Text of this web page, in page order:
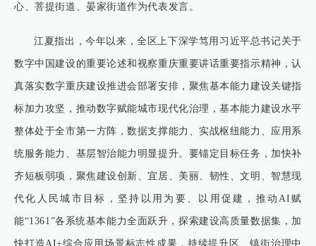
心、菩提街道、晏家街道作为代表发言。
江夏指出，今年以来，全区上下深学笃用习近平总书记关于
数字中国建设的重要论述和视察重庆重要讲话重要指示精神，认
真落实数字重庆建设推进会部署安排，聚焦基本能力建设关键指
标加力攻坚，推动数字赋能城市现代化治理，基本能力建设水平
整体处于全市第一方阵，数据支撑能力、实战枢纽能力、应用系
统服务能力、基层智治能力明显提升。要锚定目标任务，加快补
齐短板弱项，聚焦建设创新、宜居、美丽、韧性、文明、智慧现
代化人民城市目标，坚持以用为要、以用促建，推动AI赋
能“1361”各系统基本能力全面跃升，探索建设高质量数据集，加
快打造AI+综合应用场景标志性成果，持续提升区、镇街治理中